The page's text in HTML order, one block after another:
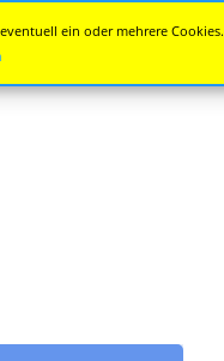
ein oder mehrere Cookies.